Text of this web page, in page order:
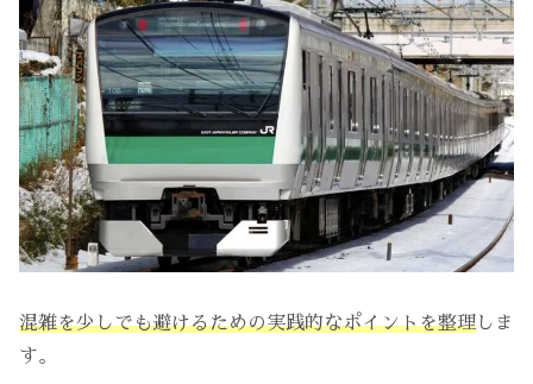
混雑を少しでも避けるための実践的なポイントを整理 しま
す。